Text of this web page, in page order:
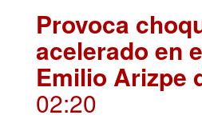
Provoca
acelerado en
Emilio Arizpe
02:20